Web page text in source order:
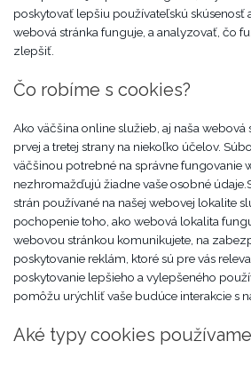
poskytovať lepšiu používateľskú skúsenosť
webová stránka funguje, a analyzovať, čo
zlepšiť.
Čo robíme s cookies?
Ako väčšina online služieb, aj naša webová
prvej a tretej strany na niekoľko účelov.
väčšinou potrebné na správne fungovanie
nezhromažďujú žiadne vaše osobné
strán používané na našej webovej lokalite
pochopenie toho, ako webová lokalita
webovou stránkou komunikujete, na
poskytovanie reklám, ktoré sú pre vás
poskytovanie lepšieho a vylepšeného
pomôžu urýchliť vaše budúce interakcie s
Aké typy cookies